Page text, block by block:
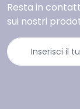
Resta in
sui nostri